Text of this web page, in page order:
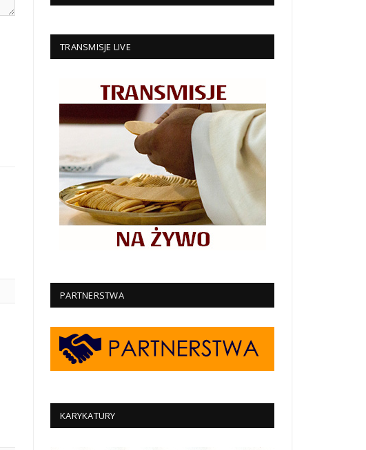
TRANSMISJE LIVE
PARTNERSTWA
KARYKATURY